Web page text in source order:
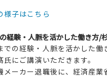
様子はこちら
経験・人脈を活かした働き方/
での経験・人脈を活かした働
にご講演いただきます。
メーカー退職後に、経済産業